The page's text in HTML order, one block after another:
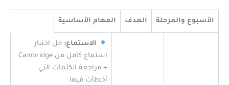
الأسبوع والمرحلة الهدف المهام الأساسية
الاستماع: حل اختبار
استماع كامل من Cambridge
+ مراجعة الكلمات التي
أخطأت فيها.